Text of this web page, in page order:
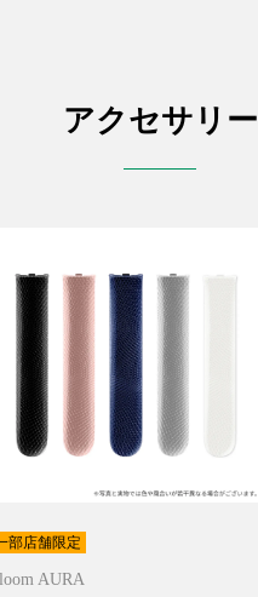
アクセサリー
部店舗限定
AURA